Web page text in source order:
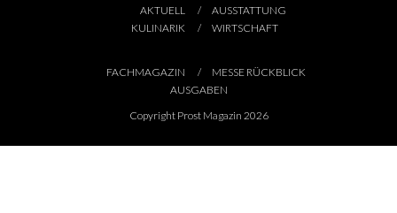
AKTUELL
AUSSTATTUNG
KULINARIK
WIRTSCHAFT
FACHMAGAZIN
MESSE RÜCKBLICK
AUSGABEN
Copyright Prost Magazin 2026